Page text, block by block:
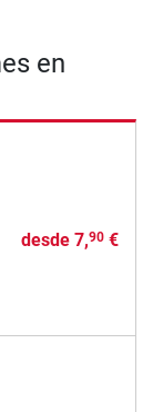
en
desde 7,90€